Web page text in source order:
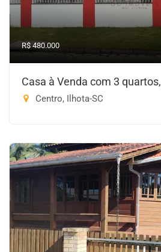
R$ 480.000
Casa à Venda com 3
Centro, Ilhota-SC